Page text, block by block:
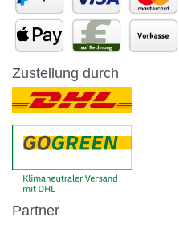
Zustellung durch
Partner